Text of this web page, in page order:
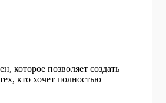
которое позволяет создать
кто хочет полностью